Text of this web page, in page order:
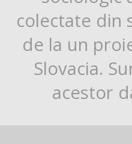
colectate din
de la un
Slovacia.
acestor